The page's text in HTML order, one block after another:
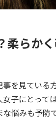
柔らか
を見ている
子にとって
悩みも予防